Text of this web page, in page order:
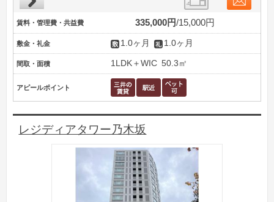
賃料・管理費・共益費 335,000円 15,000円
敷金・礼金 1.0ヶ月 1.0ヶ月
間取・面積 1LDK＋WIC 50.3㎡
アピールポイント
レジディアタワー乃木坂